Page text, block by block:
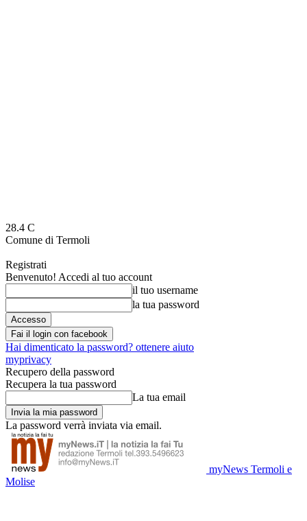
28.4 C
Comune di Termoli
Registrati
Benvenuto! Accedi al tuo account
il tuo username
la tua password
Fai il login con facebook
Hai dimenticato la password? ottenere aiuto
myprivacy
Recupero della password
Recupera la tua password
La tua email
La password verrà inviata via email.
myNews Termoli e
Molise